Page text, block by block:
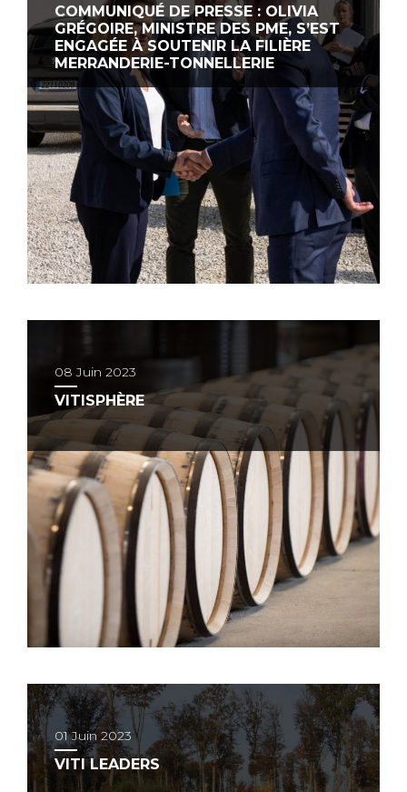
COMMUNIQUÉ DE PRESSE : OLIVIA
GRÉGOIRE, MINISTRE DES PME, S’EST
ENGAGÉE À SOUTENIR LA FILIÈRE
MERRANDERIE-TONNELLERIE
08 Juin 2023
VITISPHÈRE
01 Juin 2023
VITI LEADERS